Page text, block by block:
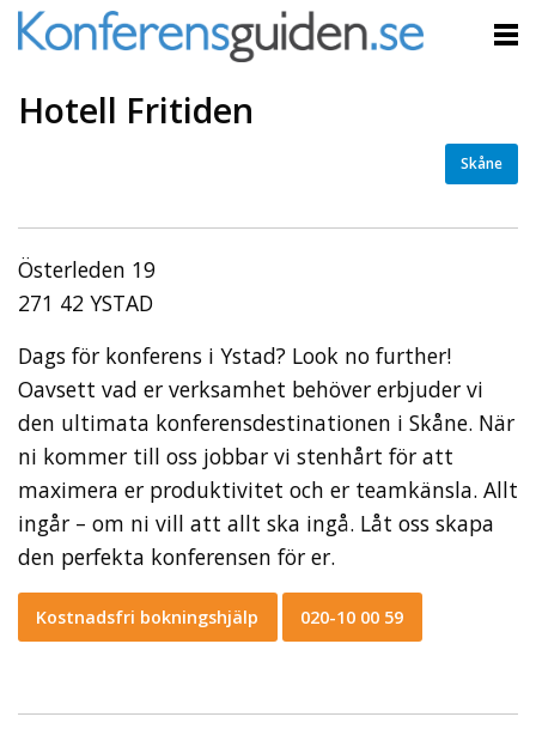
Hotell Fritiden
Skåne
Österleden 19
271 42 YSTAD
Dags för konferens i Ystad? Look no further!
Oavsett vad er verksamhet behöver erbjuder vi
den ultimata konferensdestinationen i Skåne. När
ni kommer till oss jobbar vi stenhårt för att
maximera er produktivitet och er teamkänsla. Allt
ingår – om ni vill att allt ska ingå. Låt oss skapa
den perfekta konferensen för er.
Kostnadsfri bokningshjälp 020-10 00 59